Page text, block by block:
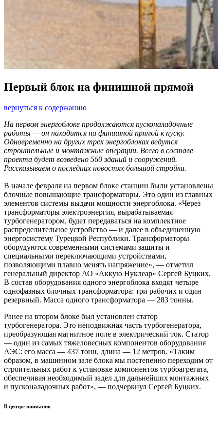
Первый блок на финишной прямой
вернуться к содержанию
На первом энергоблоке продолжаются пусконаладочные
работы — он находится на финишной прямой к пуску.
Одновременно на других трех энергоблоках ведутся
строительные и монтажные операции. Всего в составе
проекта будет возведено 560 зданий и сооружений.
Рассказываем о последних новостях большой стройки.
В начале февраля на первом блоке станции были установлены
блочные повышающие трансформаторы. Это один из главных
элементов системы выдачи мощности энергоблока. «Через
трансформаторы электроэнергия, вырабатываемая
турбогенератором, будет передаваться на комплектное
распределительное устройство — и далее в объединенную
энергосистему Турецкой Республики. Трансформаторы
оборудуются современными системами защиты и
специальными переключающими устройствами,
позволяющими плавно менять напряжение», — отметил
генеральный директор АО «Аккую Нуклеар» Сергей Буцких.
В состав оборудования одного энергоблока входят четыре
однофазных блочных трансформатора: три рабочих и один
резервный. Масса одного трансформатора — 283 тонны.
Ранее на втором блоке был установлен статор
турбогенератора. Это неподвижная часть турбогенератора,
преобразующая магнитное поле в электрический ток. Статор
— один из самых тяжеловесных компонентов оборудования
АЭС: его масса — 437 тонн, длина — 12 метров. «Таким
образом, в машинном зале блока мы постепенно переходим от
строительных работ к установке компонентов турбоагрегата,
обеспечивая необходимый задел для дальнейших монтажных
и пусконаладочных работ», — подчеркнул Сергей Буцких.
В центре внимания